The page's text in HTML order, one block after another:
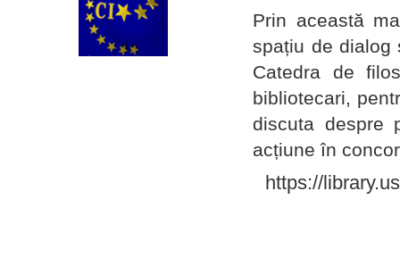
Prin această
spațiu de dialog
Catedra de
bibliotecari,
discuta despre
acțiune în
https://